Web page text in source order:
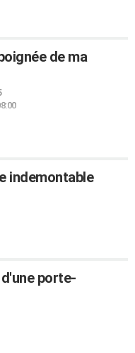
de ma
indemontable
porte-